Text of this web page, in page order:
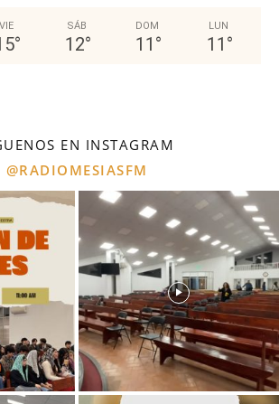
VIE
°
SÁB
12°
DOM
11 °
LUN
11 °
EN INSTAGRAM
@RADIOMESIASFM